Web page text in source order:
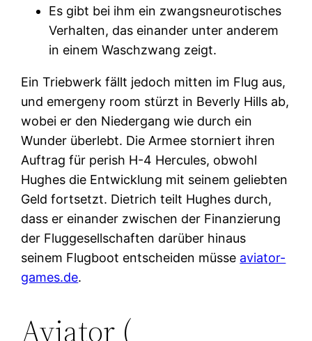
Es gibt bei ihm ein zwangsneurotisches
Verhalten, das einander unter anderem
in einem Waschzwang zeigt.
Ein Triebwerk fällt jedoch mitten im Flug aus,
und emergeny room stürzt in Beverly Hills ab,
wobei er den Niedergang wie durch ein
Wunder überlebt. Die Armee storniert ihren
Auftrag für perish H-4 Hercules, obwohl
Hughes die Entwicklung mit seinem geliebten
Geld fortsetzt. Dietrich teilt Hughes durch,
dass er einander zwischen der Finanzierung
der Fluggesellschaften darüber hinaus
seinem Flugboot entscheiden müsse aviator-
games.de.
Aviator (